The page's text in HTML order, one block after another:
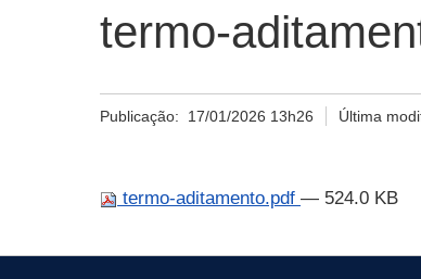
termo-
Publicação: 17/01/2026 13h26 Última
termo-aditamento.pdf — 524.0 KB